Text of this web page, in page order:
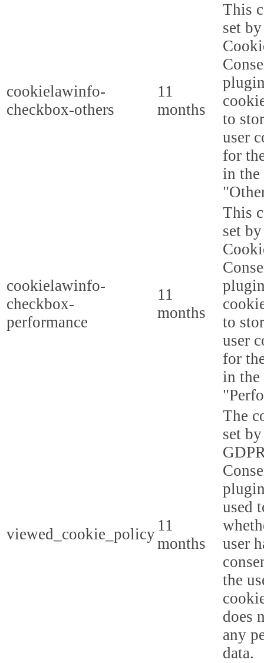
cookielawinfo-
checkbox-others
11
months
This
set
to
user
for
in the
cookielawinfo-
checkbox-
performance
11
months
This
set
to
user
for
in the
viewed_cookie_policy 11
months
The
set
used
user
the
does
any
data.